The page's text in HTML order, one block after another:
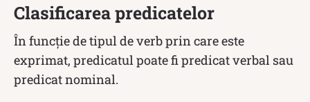
Clasificarea predicatelor
În funcție de tipul de verb prin care este
exprimat, predicatul poate fi predicat verbal sau
predicat nominal.